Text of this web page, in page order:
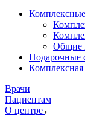
Общие
Подарочные
Врачи
Пациентам
О центре